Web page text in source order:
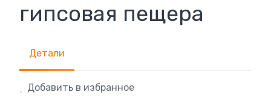
гипсовая пещера
Детали
Добавить в избранное